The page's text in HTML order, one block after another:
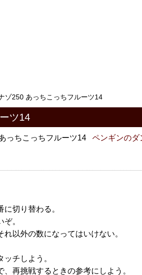
ゾ250 あっちこっちフルーツ14
ツ14
っちこっちフルーツ14
ペンギンのダ
切り替わる。
。
以外の数になってはいけない。
チしよう。
再挑戦するときの参考にしよう。